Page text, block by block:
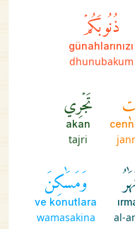
ذُنُوبَكُمۡ
günahlarınızı
dhunubakum
تَجۡرِي
akan
tajri
al-
وَمَسَٰكِنَ
ve konutlara
wamasakina